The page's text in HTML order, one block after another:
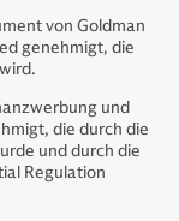
von Goldman
genehmigt, die
und
die durch die
und durch die
Regulation